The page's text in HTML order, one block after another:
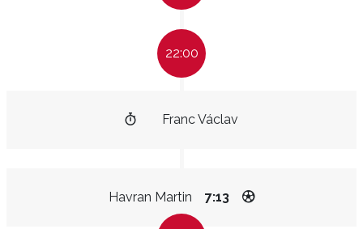
22:00
Franc Václav
Havran Martin 7:13